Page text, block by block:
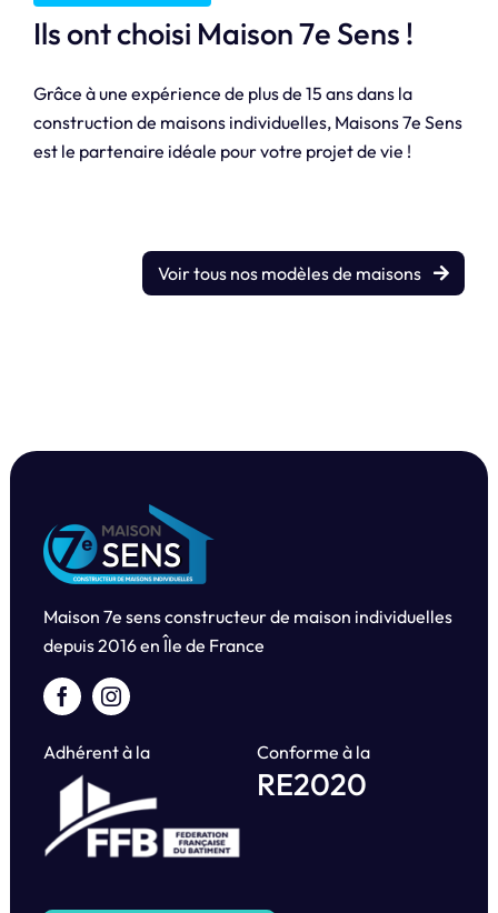
Ils ont choisi Maison 7e Sens !
Grâce à une expérience de plus de 15 ans dans la
construction de maisons individuelles, Maisons 7e Sens
est le partenaire idéale pour votre projet de vie !
Voir tous nos modèles de maisons
Maison 7e sens constructeur de maison individuelles
depuis2016 en Île de France
Adhérent à la Conforme à la
RE2020